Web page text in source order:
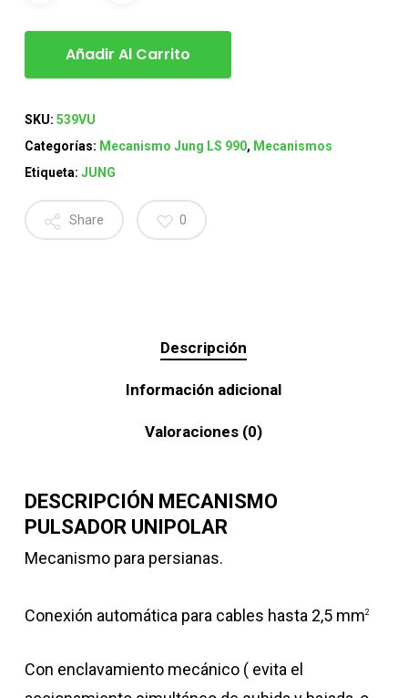
Añadir Al Carrito
SKU: 539VU
Categorías: Mecanismo Jung LS 990, Mecanismos
Etiqueta: JUNG
Share 0
Descripción
Información adicional
Valoraciones (0)
DESCRIPCIÓN MECANISMO
PULSADOR UNIPOLAR
Mecanismo para persianas.
Conexión automática para cables hasta 2,5 mm2
Con enclavamiento mecánico ( evita el